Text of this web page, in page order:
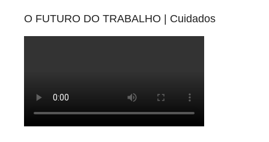
O FUTURO DO TRABALHO | Cuidados